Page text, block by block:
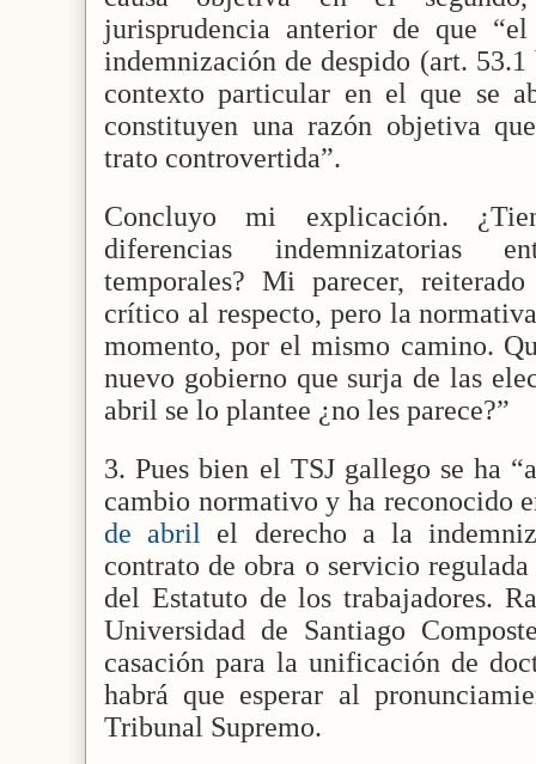
jurisprudencia anterior de que
indemnización de despido (art.
contexto particular en el que se
constituyen una razón objetiva
trato controvertida”.
Concluyo mi explicación.
diferencias indemnizatorias
temporales? Mi parecer,
crítico al respecto, pero la
momento, por el mismo camino.
nuevo gobierno que surja de las
abril se lo plantee ¿no les parece?”
3. Pues bien el TSJ gallego se ha
cambio normativo y ha reconocido
de abril el derecho a la
contrato de obra o servicio
del Estatuto de los trabajadores.
Universidad de Santiago
casación para la unificación de
habrá que esperar al
Tribunal Supremo.